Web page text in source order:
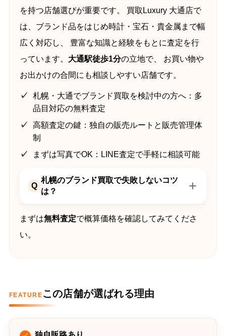
を持つ店舗選びが重要です。 買取Luxury 大通店で
は、ブランド品をはじめ時計・宝石・貴金属まで幅
広く対応し、 豊富な知識と経験をもとに査定を行
っています。 大通駅徒歩1分の立地で、 お買い物や
お出かけの合間にも相談しやすい店舗です。
札幌・大通でブランド買取を検討中の方へ：多
品目対応の無料査定
高額査定の鍵：独自の販売ルートと販売管理体
制
まずは写真でOK：LINE査定で手軽に相談可能
Q
札幌のブランド買取で失敗しないコツ
は？
まずは無料査定で概算価格を確認してみてくださ
い。
FEATURE この店舗が選ばれる理由